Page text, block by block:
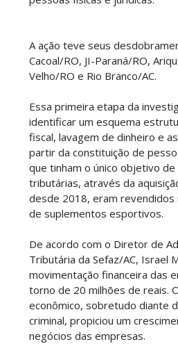
A ação teve seus
Cacoal/RO, JI-Paraná/RO,
Velho/RO e Rio Branco/AC.
Essa primeira etapa da
identificar um esquema
fiscal, lavagem de dinheiro e
partir da constituição de
que tinham o único objetivo de
tributárias, através da
desde 2018, eram revendidos
de suplementos esportivos.
De acordo com o Diretor de
Tributária da Sefaz/AC, Israel
movimentação financeira das
torno de 20 milhões de reais.
econômico, sobretudo diante
criminal, propiciou um
negócios das empresas.